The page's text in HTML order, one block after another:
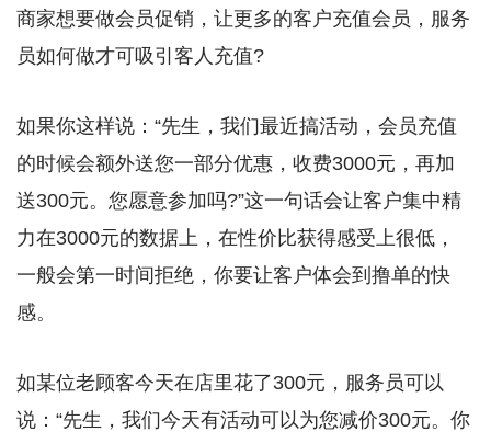
商家想要做会员促销，让更多的客户充值会员，服务
员如何做才可吸引客人充值?
如果你这样说：“先生，我们最近搞活动，会员充值
的时候会额外送您一部分优惠，收费3000元，再加
送300元。您愿意参加吗?”这一句话会让客户集中精
力在3000元的数据上，在性价比获得感受上很低，
一般会第一时间拒绝，你要让客户体会到撸单的快
感。
如某位老顾客今天在店里花了300元，服务员可以
说：“先生，我们今天有活动可以为您减价300元。你